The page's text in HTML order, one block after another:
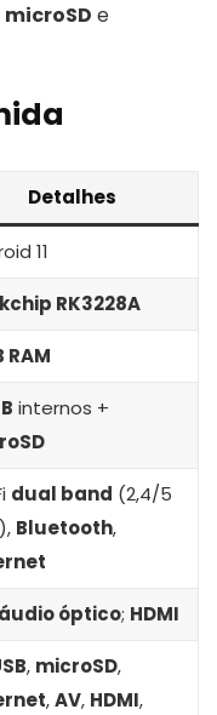
microSD e
Detalhes
11
RK3228A
RAM
internos +
dual band (2,4/5
Bluetooth,
áudio óptico; HDMI
, microSD,
,AV, HDMI,